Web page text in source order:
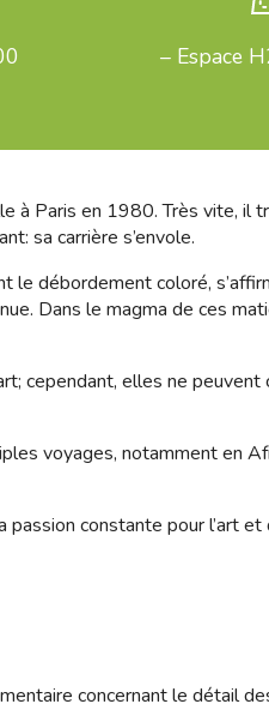
– Espace
à Paris en 1980. Très vite,
sa carrière s’envole.
le débordement coloré,
Dans le magma de ces
cependant, elles ne
voyages, notamment en
constante pour l’art
concernant le détail